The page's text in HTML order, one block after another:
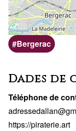
Emplacement
(ville,
région...)
Bergerac
Dades
Téléphone de
https://piraterie.art